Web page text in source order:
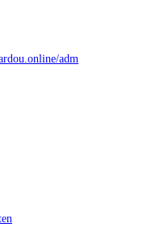
adm